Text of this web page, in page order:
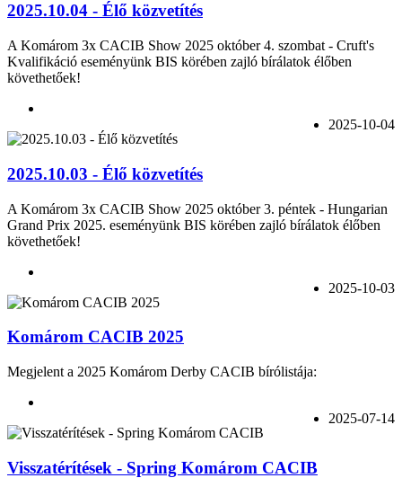
2025.10.04 - Élő közvetítés
A Komárom 3x CACIB Show 2025 október 4. szombat - Cruft's
Kvalifikáció eseményünk BIS körében zajló bírálatok élőben
követhetőek!
2025-10-04
2025.10.03 - Élő közvetítés
A Komárom 3x CACIB Show 2025 október 3. péntek - Hungarian
Grand Prix 2025. eseményünk BIS körében zajló bírálatok élőben
követhetőek!
2025-10-03
Komárom CACIB 2025
Megjelent a 2025 Komárom Derby CACIB bírólistája:
2025-07-14
Visszatérítések - Spring Komárom CACIB